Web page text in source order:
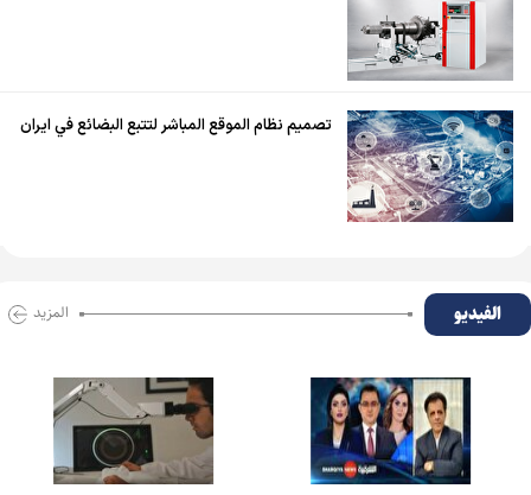
تصميم نظام الموقع المباشر لتتبع البضائع في ايران
الفیدیو المزید